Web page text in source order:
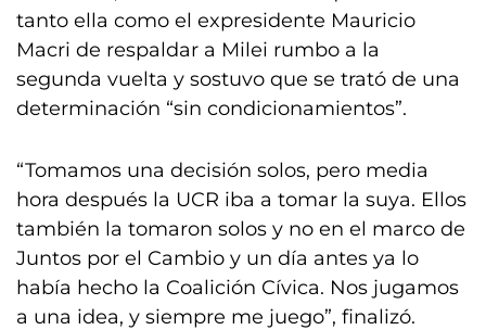
tanto ella como el expresidente Mauricio
Macri de respaldar a Milei rumbo a la
segunda vuelta y sostuvo que se trató de una
determinación “sin condicionamientos”.
“Tomamos una decisión solos, pero media
hora después la UCR iba a tomar la suya. Ellos
también la tomaron solos y no en el marco de
Juntos por el Cambio y un día antes ya lo
había hecho la Coalición Cívica. Nos jugamos
a una idea, y siempre me juego”, finalizó.